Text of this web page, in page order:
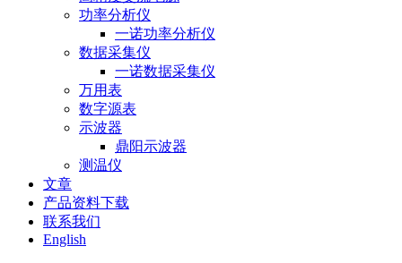
功率分析仪
一诺功率分析仪
数据采集仪
一诺数据采集仪
万用表
数字源表
示波器
鼎阳示波器
测温仪
文章
产品资料下载
联系我们
English